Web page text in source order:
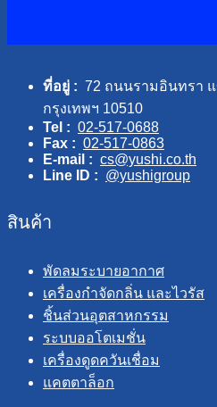
ที่อยู่ : 72 ถนนรามอินทรา
กรุงเทพฯ 10510
Tel : 02-517-0688
Fax : 02-517-0863
E-mail : cs@yushi.co.th
Line ID : @yushigroup
สินค้า
พัดลมระบายอากาศ
เครื่องกำจัดกลิ่น และไวรัส
ชิ้นส่วนอุตสาหกรรม
ระบบออโตเมชั่น
เครื่องดูดควันเชื่อม
แคตตาล็อก